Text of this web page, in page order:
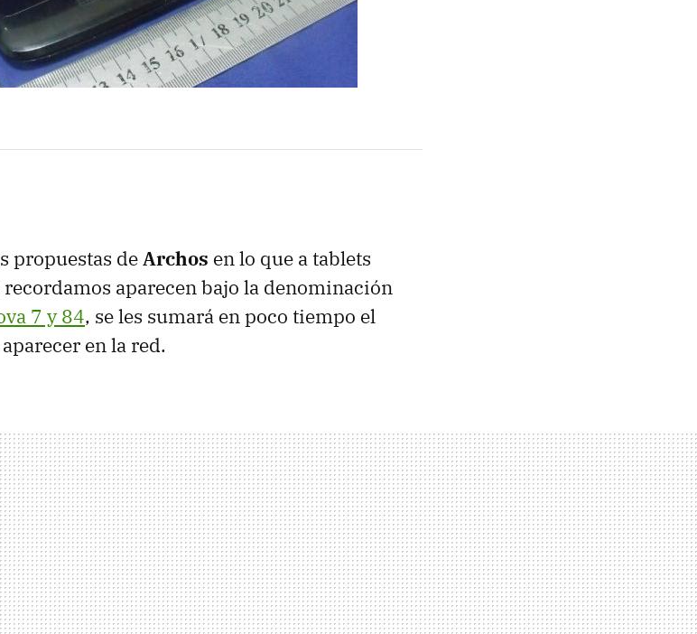
propuestas deArchos en lo que a tablets
aparecen bajo la denominación
7 y 84, se les sumará en poco tiempo el
en la red.